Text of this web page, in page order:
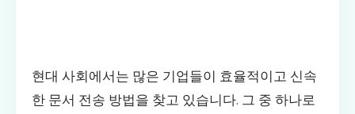
현대 사회에서는 많은 기업들이 효율적이고 신속
한 문서 전송 방법을 찾고 있습니다. 그 중 하나로